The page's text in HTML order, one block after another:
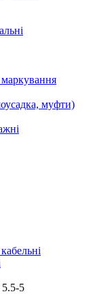
муфти)
5.5-5